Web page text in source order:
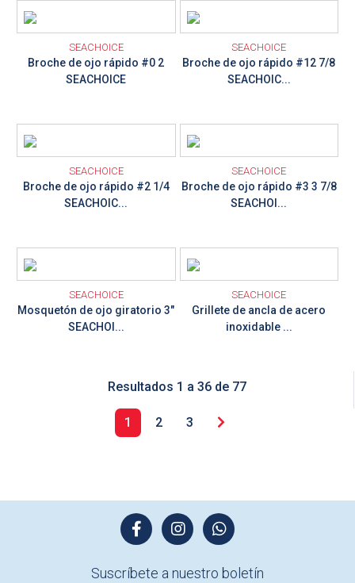
Ver detalle
SEACHOICE
Broche de ojo rápido #0 2
SEACHOICE
Ver detalle
SEACHOICE
Broche de ojo rápido #12 7/8
SEACHOIC...
Ver detalle
SEACHOICE
Broche de ojo rápido #2 1/4
SEACHOIC...
Ver detalle
SEACHOICE
Broche de ojo rápido #3 3 7/8
SEACHOI...
Ver detalle
SEACHOICE
Mosquetón de ojo giratorio 3"
SEACHOI...
Ver detalle
SEACHOICE
Grillete de ancla de acero
inoxidable ...
Resultados 1 a 36 de 77
1 2 3
Suscríbete a nuestro boletín